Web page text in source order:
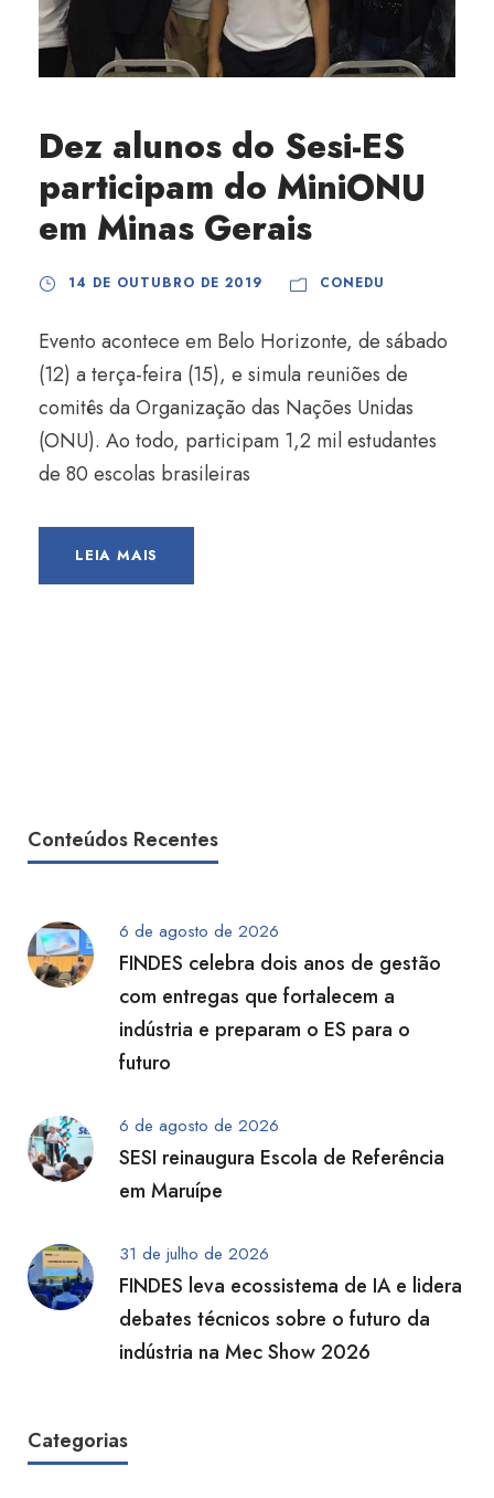
Dez alunos do Sesi-ES
participam do MiniONU
em Minas Gerais
14 DE OUTUBRO DE 2019 CONEDU
Evento acontece em Belo Horizonte, de sábado
(12) a terça-feira (15), e simula reuniões de
comitês da Organização das Nações Unidas
(ONU). Ao todo, participam 1,2 mil estudantes
de 80 escolas brasileiras
LEIA MAIS
Conteúdos Recentes
6 de agosto de 2026
FINDES celebra dois anos de gestão
com entregas que fortalecem a
indústria e preparam o ES para o
futuro
6 de agosto de 2026
SESI reinaugura Escola de Referência
em Maruípe
31 de julho de 2026
FINDES leva ecossistema de IA e lidera
debates técnicos sobre o futuro da
indústria na Mec Show 2026
Categorias